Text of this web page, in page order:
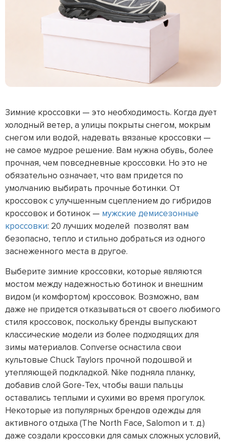
Зимние кроссовки — это необходимость. Когда дует
холодный ветер, а улицы покрыты снегом, мокрым
снегом или водой, надевать вязаные кроссовки —
не самое мудрое решение. Вам нужна обувь, более
прочная, чем повседневные кроссовки. Но это не
обязательно означает, что вам придется по
умолчанию выбирать прочные ботинки. От
кроссовок с улучшенным сцеплением до гибридов
кроссовок и ботинок — мужские демисезонные
кроссовки: 20 лучших моделей позволят вам
безопасно, тепло и стильно добраться из одного
заснеженного места в другое.
Выберите зимние кроссовки, которые являются
мостом между надежностью ботинок и внешним
видом (и комфортом) кроссовок. Возможно, вам
даже не придется отказываться от своего любимого
стиля кроссовок, поскольку бренды выпускают
классические модели из более подходящих для
зимы материалов. Converse оснастила свои
культовые Chuck Taylors прочной подошвой и
утепляющей подкладкой. Nike подняла планку,
добавив слой Gore-Tex, чтобы ваши пальцы
оставались теплыми и сухими во время прогулок.
Некоторые из популярных брендов одежды для
активного отдыха (The North Face, Salomon и т. д.)
даже создали кроссовки для самых сложных условий,